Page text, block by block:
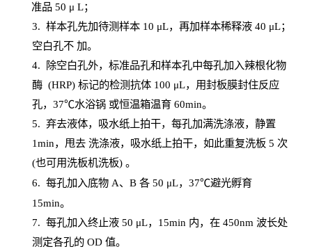
准品 50 μ L；
3. 样本孔先加待测样本 10 μL，再加样本稀释液 40 μL；
空白孔不 加。
4.
除空白孔外，标准品孔和样本孔中每孔加入辣根化物
酶 (HRP) 标记的检测抗体 100 μL，用封板膜封住反应
孔， 37℃水浴锅 或恒温箱温育60min。
5. 弃去液体，吸水纸上拍干，每孔加满洗涤液，静置
1min，甩去 洗涤液，吸水纸上拍干，如此重复洗板 5 次
(也可用洗板机洗板) 。
6. 每孔加入底物A、B 各 50 μL，37℃避光孵育
15min。
7. 每孔加入终止液 50 μL， 15min 内，在450nm 波长处
测定各孔的 OD 值。